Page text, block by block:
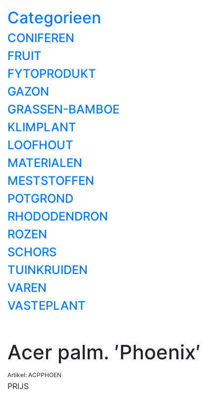
Categorieen
CONIFEREN
FRUIT
FYTOPRODUKT
GAZON
GRASSEN-BAMBOE
KLIMPLANT
LOOFHOUT
MATERIALEN
MESTSTOFFEN
POTGROND
RHODODENDRON
ROZEN
SCHORS
TUINKRUIDEN
VAREN
VASTEPLANT
Acer palm. ′Phoenix′
Artikel: ACPPHOEN
PRIJS